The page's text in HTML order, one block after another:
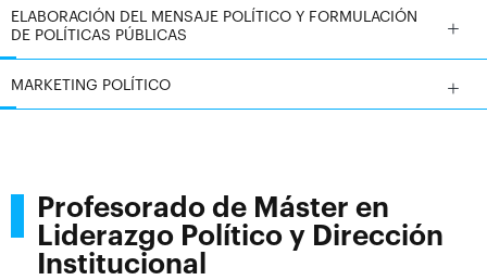
ELABORACIÓN DEL MENSAJE POLÍTICO Y FORMULACIÓN
DE POLÍTICAS PÚBLICAS
MARKETING POLÍTICO
Profesorado de Máster en
Liderazgo Político y Dirección
Institucional